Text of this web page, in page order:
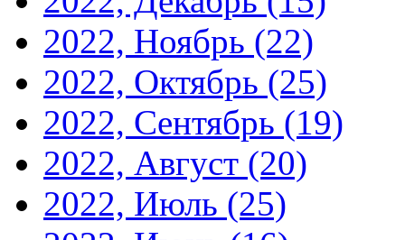
2022, Ноябрь (22)
2022, Октябрь (25)
2022, Сентябрь (19)
2022, Август (20)
2022, Июль (25)